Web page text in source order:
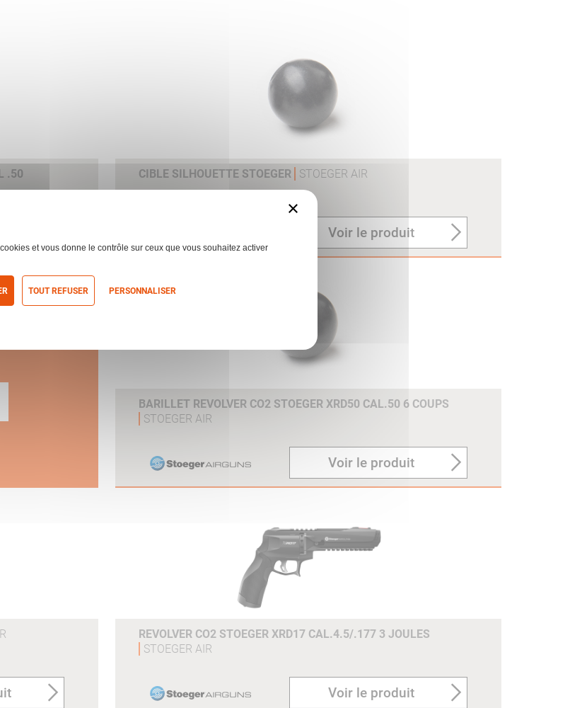
.50
CIBLE SILHOUETTE STOEGER STOEGER AIR
Voir le produit
BARILLET REVOLVER CO2 STOEGER XRD50 CAL.50 6 COUPS
STOEGER AIR
Voir le produit
REVOLVER CO2 STOEGER XRD17 CAL.4.5/.177 3 JOULES
STOEGER AIR
Voir le produit
×
et vous donne le contrôle sur ceux que vous souhaitez activer
TOUT REFUSER PERSONNALISER